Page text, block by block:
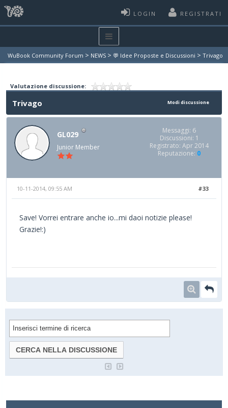
LOGIN REGISTRATI
WuBook Community Forum > NEWS > 💬 Idee Proposte e Discussioni > Trivago
Valutazione discussione:
Modi discussione
Trivago
GL029
Junior Member
Messaggi: 6
Discussioni: 1
Registrato: Apr 2014
Reputazione: 0
#33
10-11-2014, 09:55 AM
Save! Vorrei entrare anche io...mi daoi notizie please!
Grazie!:)